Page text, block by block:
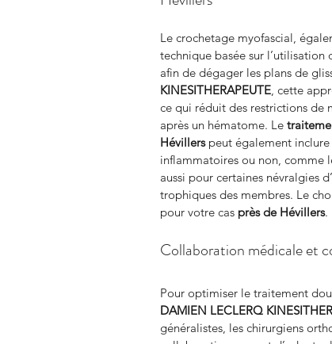
Le crochetage myofascial,
technique basée sur l’utilisation
afin de dégager les plans de
KINESITHERAPEUTE, cette
ce qui réduit des restrictions de
après un hématome. Le
Hévillers peut également inclure
inflammatoires ou non, comme
aussi pour certaines névralgies
trophiques des membres. Le
pour votre cas près de Hévillers.
Collaboration médicale et
Pour optimiser le traitement
DAMIEN LECLERQ
généralistes, les chirurgiens